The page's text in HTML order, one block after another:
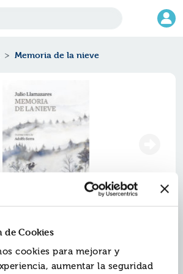
Cookies
cookies para mejorar y
aumentar la seguridad
Memoria de la nieve
de la nieve